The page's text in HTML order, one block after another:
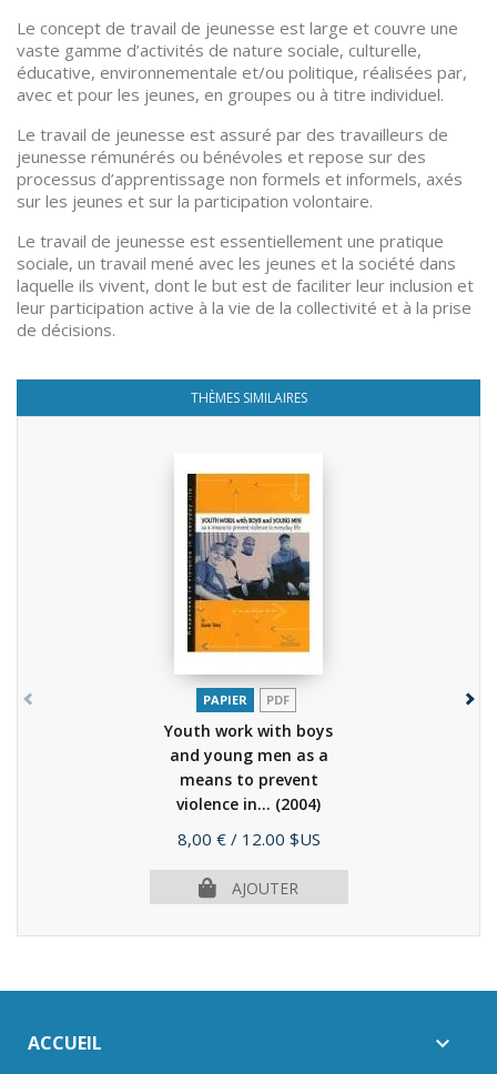
Le concept de travail de jeunesse est large et couvre une
vaste gamme d’activités de nature sociale, culturelle,
éducative, environnementale et/ou politique, réalisées par,
avec et pour les jeunes, en groupes ou à titre individuel.
Le travail de jeunesse est assuré par des travailleurs de
jeunesse rémunérés ou bénévoles et repose sur des
processus d’apprentissage non formels et informels, axés
sur les jeunes et sur la participation volontaire.
Le travail de jeunesse est essentiellement une pratique
sociale, un travail mené avec les jeunes et la société dans
laquelle ils vivent, dont le but est de faciliter leur inclusion et
leur participation active à la vie de la collectivité et à la prise
de décisions.
THÈMES SIMILAIRES
PAPIER PDF
Youth work with boys
and young men as a
means to prevent
violence in... (2004)
Prix
8,00 € / 12.00 $US
AJOUTER
ACCUEIL 